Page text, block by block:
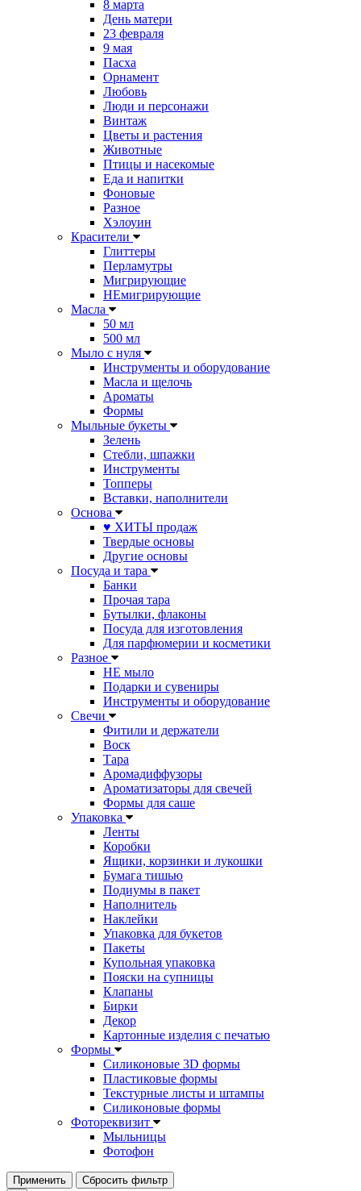
8 марта
День матери
23 февраля
9 мая
Пасха
Орнамент
Любовь
Люди и персонажи
Винтаж
Цветы и растения
Животные
Птицы и насекомые
Еда и напитки
Фоновые
Разное
Хэлоуин
Красители
Глиттеры
Перламутры
Мигрирующие
НЕмигрирующие
Масла
50 мл
500 мл
Мыло с нуля
Инструменты и оборудование
Масла и щелочь
Ароматы
Формы
Мыльные букеты
Зелень
Стебли, шпажки
Инструменты
Топперы
Вставки, наполнители
Основа
♥ ХИТЫ продаж
Твердые основы
Другие основы
Посуда и тара
Банки
Прочая тара
Бутылки, флаконы
Посуда для изготовления
Для парфюмерии и косметики
Разное
НЕ мыло
Подарки и сувениры
Инструменты и оборудование
Свечи
Фитили и держатели
Воск
Тара
Аромадиффузоры
Ароматизаторы для свечей
Формы для саше
Упаковка
Ленты
Коробки
Ящики, корзинки и лукошки
Бумага тишью
Подиумы в пакет
Наполнитель
Наклейки
Упаковка для букетов
Пакеты
Купольная упаковка
Пояски на супницы
Клапаны
Бирки
Декор
Картонные изделия с печатью
Формы
Силиконовые 3D формы
Пластиковые формы
Текстурные листы и штампы
Силиконовые формы
Фотореквизит
Мыльницы
Фотофон
Применить Сбросить фильтр